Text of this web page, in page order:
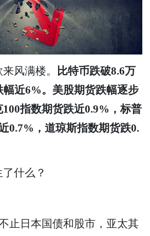
风满楼。
比特币跌破8.6万
幅近6%。美股期货跌幅逐步
指数期货跌近0.9%，标普
0.7%，道琼斯指数期货跌0.
什么？
止日本国债和股市，亚太其